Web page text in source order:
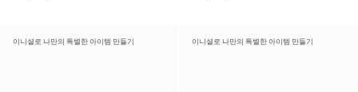
이니셜로 나만의 특별한 아이템 만들기 이니셜로 나만의 특별한 아이템 만들기